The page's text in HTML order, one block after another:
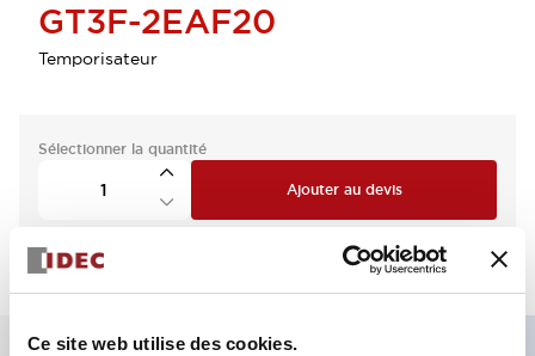
Ce site web utilise des cookies.
GT3F-2EAF20
Temporisateur
Sélectionner la quantité
Ajouter au devis